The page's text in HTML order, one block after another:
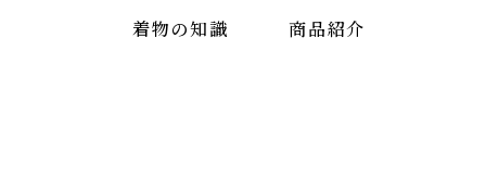
着物の知識 商品紹介